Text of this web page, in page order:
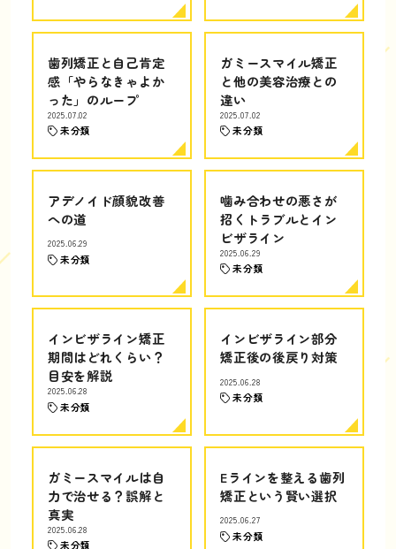
歯列矯正と自己肯定
感「やらなきゃよか
った」のループ
2025.07.02
未分類
ガミースマイル矯正
と他の美容治療との
違い
2025.07.02
未分類
アデノイド顔貌改善
への道
2025.06.29
未分類
噛み合わせの悪さが
招くトラブルとイン
ビザライン
2025.06.29
未分類
インビザライン矯正
期間はどれくらい？
目安を解説
2025.06.28
未分類
インビザライン部分
矯正後の後戻り対策
2025.06.28
未分類
ガミースマイルは自
力で治せる？誤解と
真実
2025.06.28
未分類
Eラインを整える歯列
矯正という賢い選択
2025.06.27
未分類